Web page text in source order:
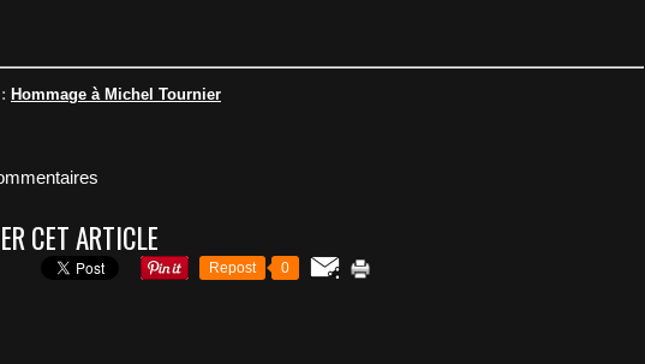
Hommage à Michel Tournier
CET ARTICLE
Repost 0